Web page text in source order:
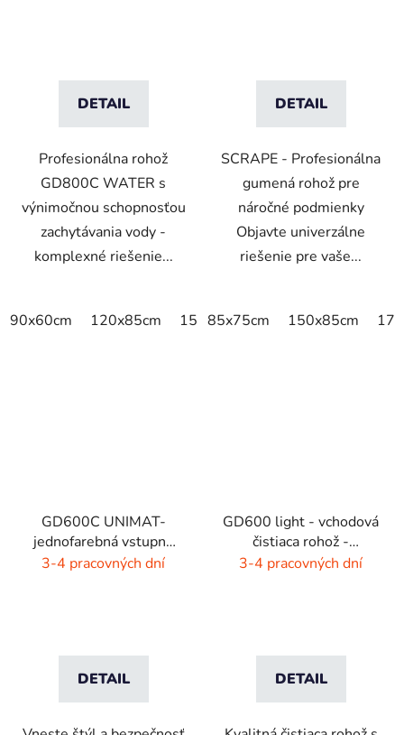
DETAIL
Profesionálna rohož
GD800C WATER s
výnimočnou schopnosťou
zachytávania vody -
komplexné riešenie...
90x60cm 120x85cm 150x85cm 175x115cm
DETAIL
SCRAPE - Profesionálna
gumená rohož pre
náročné podmienky
Objavte univerzálne
riešenie pre vaše...
85x75cm 150x85cm
GD600C UNIMAT-
jednofarebná vstupná
rohož- žiarivé farby
3-4 pracovných dní
DETAIL
GD600 light - vchodová
čistiaca rohož -
interiér/exteriér
3-4 pracovných dní
DETAIL